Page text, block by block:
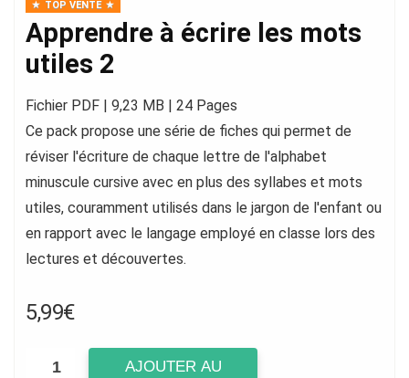
TOP VENTE
Apprendre à écrire les mots
utiles 2
Fichier PDF | 9,23 MB | 24 Pages
Ce pack propose une série de fiches qui permet de
réviser l'écriture de chaque lettre de l'alphabet
minuscule cursive avec en plus des syllabes et mots
utiles, couramment utilisés dans le jargon de l'enfant ou
en rapport avec le langage employé en classe lors des
lectures et découvertes.
5,99€
AJOUTER AU